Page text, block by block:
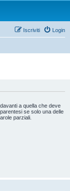
Login
Iscriviti
davanti a quella che deve
se solo una delle
parziali.